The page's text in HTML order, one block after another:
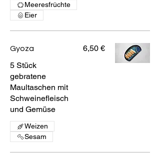
Meeresfrüchte
Eier
Gyoza
5 Stück
gebratene
Maultaschen mit
Schweinefleisch
und Gemüse
6,50 €
Weizen
Sesam